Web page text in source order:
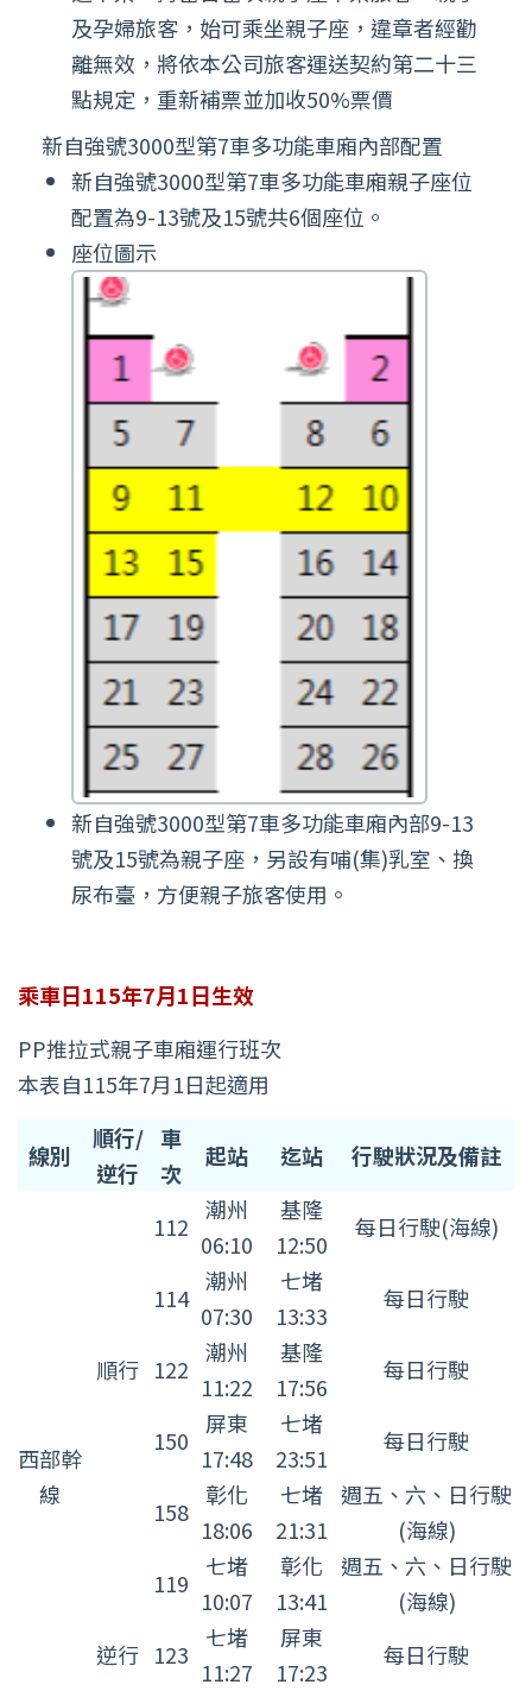
及孕婦旅客，始可乘坐親子座，違章者經勸
離無效，將依本公司旅客運送契約第二十三
點規定，重新補票並加收50%票價
新自強號3000型第7車多功能車廂內部配置
新自強號3000型第7車多功能車廂親子座位
配置為9-13號及15號共6個座位。
座位圖示
新自強號3000型第7車多功能車廂內部9-13
號及15號為親子座，另設有哺(集)乳室、換
尿布臺，方便親子旅客使用。
乘車日115年7月1日生效
PP推拉式親子車廂運行班次
本表自115年7月1日起適用
推
行
線別
順行/
逆行
車
次
起站 迄站 行駛狀況及備註
西部幹
線
順行
112
潮州
06:10
基隆
12:50
每日行駛(海線)
114
潮州
07:30
七堵
13:33
每日行駛
122
潮州
11:22
基隆
17:56
每日行駛
150
屏東
17:48
七堵
23:51
每日行駛
158
彰化
18:06
七堵
21:31
週五、六、日行駛
(海線)
逆行
119
七堵
10:07
彰化
13:41
週五、六、日行駛
(海線)
123
七堵
11:27
屏東
17:23
每日行駛